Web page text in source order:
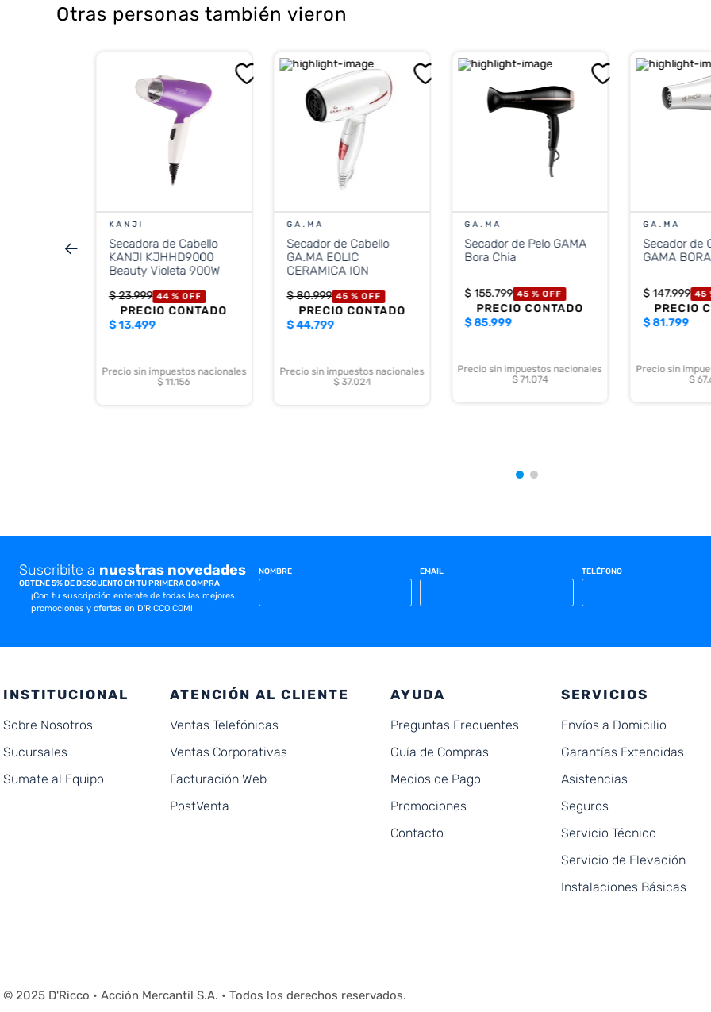
Otras personas también vieron
nacionales
KANJI
Secadora de Cabello
KANJI KJHHD9000
Beauty Violeta 900W
$23.999 44 %OFF
PRECIO CONTADO
$13.499
Precio sin impuestos nacionales
$ 11.156
GA.MA
Secador de Cabello
GA.MA EOLIC
CERAMICA ION
$80.999 45 % OFF
PRECIO CONTADO
$44.799
Precio sin impuestos nacionales
$ 37.024
GA.MA
Secador de Pelo GAMA
Bora Chia
$155.799 45 % OFF
PRECIO CONTADO
$85.999
Precio sin impuestos nacionales
$ 71.074
GA.MA
Secador de
GAMA
$147.999 45
PRECIO
$81.799
Precio sin
$
Suscribite a nuestras novedades
OBTENÉ 5% DE DESCUENTO EN TU PRIMERA COMPRA
¡Con tu suscripción enterate de todas las mejores
promociones y ofertas en D'RICCO.COM!
NOMBRE EMAIL TELÉFONO
INSTITUCIONAL
Sobre Nosotros
Sucursales
Sumate al Equipo
ATENCIÓN AL CLIENTE
Ventas Telefónicas
Ventas Corporativas
Facturación Web
PostVenta
AYUDA
Preguntas Frecuentes
Guía de Compras
Medios de Pago
Promociones
Contacto
SERVICIOS
Envíos a Domicilio
Garantías Extendidas
Asistencias
Seguros
Servicio Técnico
Servicio de Elevación
Instalaciones Básicas
© 2025 D'Ricco • Acción Mercantil S.A. • Todos los derechos reservados.